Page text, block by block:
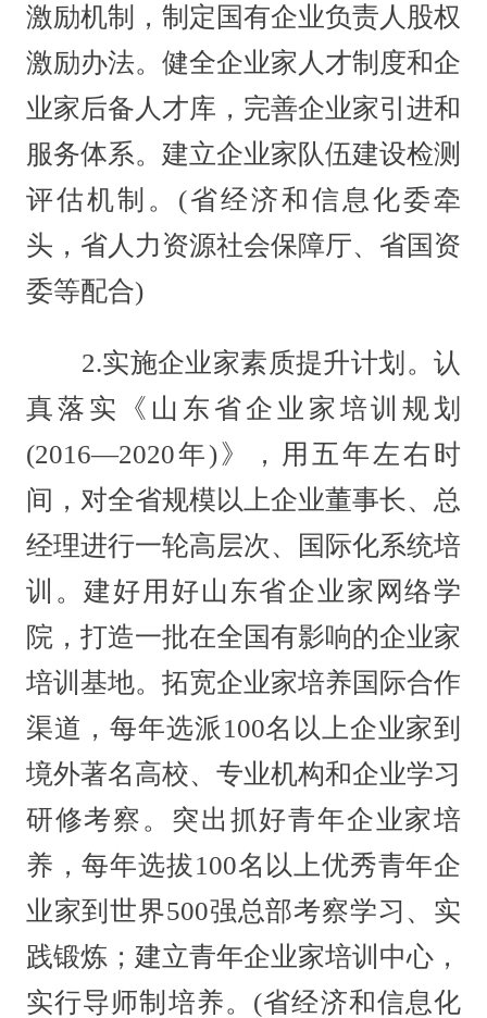
激励机制，制定国有企业负责人股权
激励办法。健全企业家人才制度和企
业家后备人才库，完善企业家引进和
服务体系。建立企业家队伍建设检测
评估机制。(省经济和信息化委牵
头，省人力资源社会保障厅、省国资
委等配合)
2.实施企业家素质提升计划。认
真落实《山东省企业家培训规划
(2016—2020年)》，用五年左右时
间，对全省规模以上企业董事长、总
经理进行一轮高层次、国际化系统培
训。建好用好山东省企业家网络学
院，打造一批在全国有影响的企业家
培训基地。拓宽企业家培养国际合作
渠道，每年选派100名以上企业家到
境外著名高校、专业机构和企业学习
研修考察。突出抓好青年企业家培
养，每年选拔100名以上优秀青年企
业家到世界500强总部考察学习、实
践锻炼；建立青年企业家培训中心，
实行导师制培养。(省经济和信息化